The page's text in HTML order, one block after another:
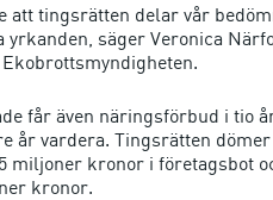
att tingsrätten delar vår
yrkanden, säger Veronica
får även näringsförbud i tio
år vardera. Tingsrätten
miljoner kronor i företagsbot
kronor.